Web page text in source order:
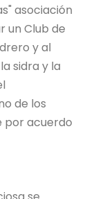
asociación
un Club de
y al
sidra y la
de los
por acuerdo